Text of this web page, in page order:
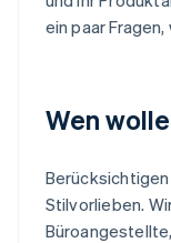
ein paar
Wen
Stilvorlieben.